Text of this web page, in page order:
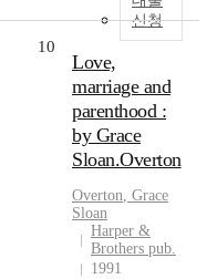
신청
10
Love,
marriage and
parenthood :
by Grace
Sloan.Overton
Overton, Grace
Sloan
Harper &
Brothers pub.
1991